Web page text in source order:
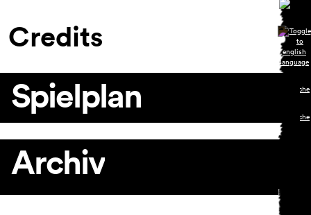
Credits
Spielplan
Archiv